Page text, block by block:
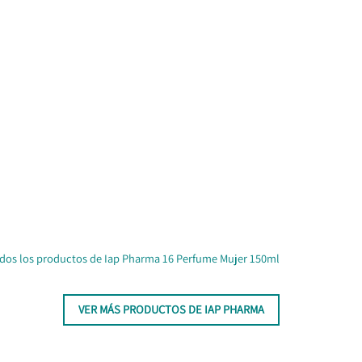
los productos de Iap Pharma 16 Perfume Mujer 150ml
VER MÁS PRODUCTOS DE IAP PHARMA